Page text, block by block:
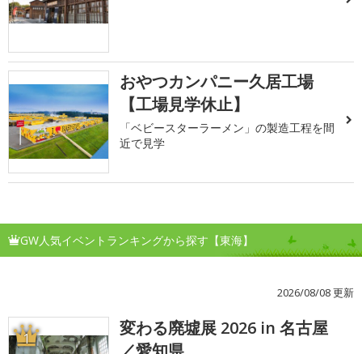
おやつカンパニー久居工場
【工場見学休止】
「ベビースターラーメン」の製造工程を間
近で見学
GW人気イベントランキングから探す【東海】
2026/08/08 更新
1
変わる廃墟展 2026 in 名古屋